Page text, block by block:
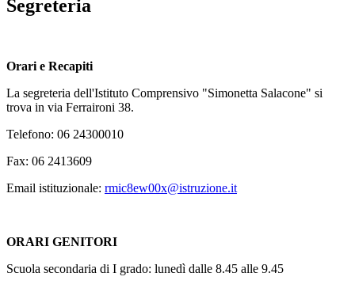
Segreteria
Orari e Recapiti
La segreteria dell'Istituto Comprensivo "Simonetta Salacone" si
trova in via Ferraironi 38.
Telefono: 06 24300010
Fax: 06 2413609
Email istituzionale: rmic8ew00x@istruzione.it
ORARI GENITORI
Scuola secondaria di I grado: lunedì dalle 8.45 alle 9.45